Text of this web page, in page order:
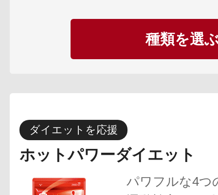
プリマモイスト
スキンクリア
クレンズオイル
種類を選
ダイエットを応援
ホットパワーダイエット
パワフルな4つ